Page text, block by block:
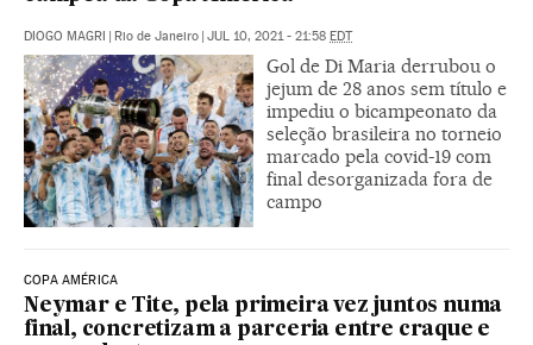
DIOGO MAGRI Rio de Janeiro JUL 10, 2021 - 21:58 EDT
Gol de Di Maria derrubou o
jejum de 28 anos sem título e
impediu o bicampeonato da
seleção brasileira no torneio
marcado pela covid-19 com
final desorganizada fora de
campo
COPA AMÉRICA
Neymar e Tite, pela primeira vez juntos numa
final, concretizam a parceria entre craque e